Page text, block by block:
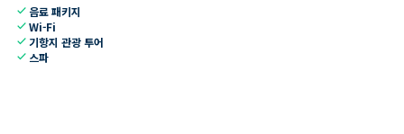
check 음료 패키지
checkWi-Fi
check 기항지 관광 투어
check 스파